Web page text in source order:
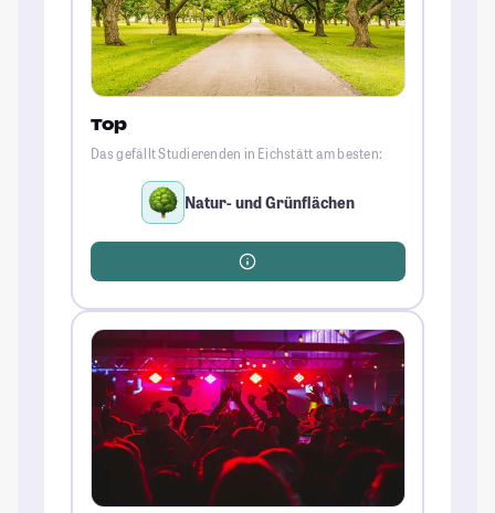
Top
Das gefällt Studierenden in Eichstätt am besten:
Natur- und Grünflächen